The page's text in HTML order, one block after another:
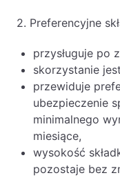
2. Preferencyjne
przysługuje po
skorzystanie
przewiduje
ubezpieczenie
minimalnego
miesiące,
wysokość
pozostaje bez